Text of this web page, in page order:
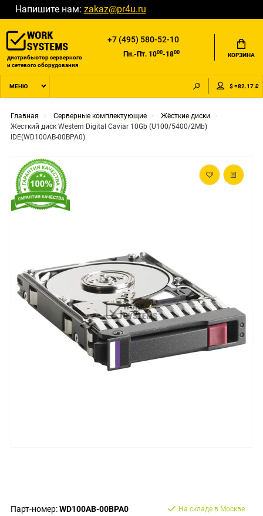
Напишите нам: zakaz@pr4u.ru
дистрибьютор серверного
и сетевого оборудования
+7 (495) 580-52-10
Пн.-Пт. 1000-1800 КОРЗИНА
МЕНЮ $ =82.17 ₽
Главная Серверные комплектующие
Жёсткие диски
Жесткий диск Western Digital Caviar 10Gb (U100/5400/2Mb)
IDE(WD100AB-00BPA0)
Парт-номер:WD100AB-00BPA0 На складе в Москве